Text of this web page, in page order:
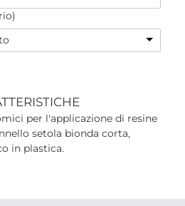
per l'applicazione di resine
setola bionda corta,
in plastica.